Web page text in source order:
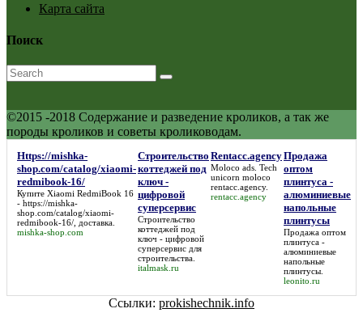
Карта сайта
Поиск
©2015 -2018 Содержание и разведение кроликов, а так же
породы кроликов и советы кролиководам.
Https://mishka-
shop.com/catalog/xiaomi-
redmibook-16/
Купите Xiaomi RedmiBook 16
- https://mishka-
shop.com/catalog/xiaomi-
redmibook-16/, доставка.
mishka-shop.com
Строительство
коттеджей под
ключ -
цифровой
суперсервис
Строительство
коттеджей под
ключ - цифровой
суперсервис для
строительства.
italmask.ru
Rentacc.agency
Moloco ads. Tech
unicorn moloco
rentacc.agency.
rentacc.agency
Продажа
оптом
плинтуса -
алюминиевые
напольные
плинтусы
Продажа оптом
плинтуса -
алюминиевые
напольные
плинтусы.
leonito.ru
Ссылки: prokishechnik.info